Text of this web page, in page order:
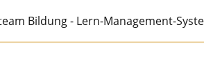
Bildung - Lern-Management-